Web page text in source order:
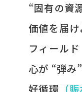
“固有の​資
価値を​届
フィールド
心が​ “弾み”
好循環 （